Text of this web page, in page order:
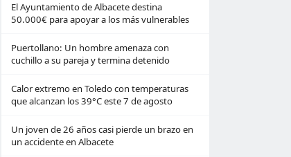
El Ayuntamiento de Albacete destina
50.000€ para apoyar a los más vulnerables
Puertollano: Un hombre amenaza con
cuchillo a su pareja y termina detenido
Calor extremo en Toledo con temperaturas
que alcanzan los 39°C este 7 de agosto
Un joven de 26 años casi pierde un brazo en
un accidente en Albacete